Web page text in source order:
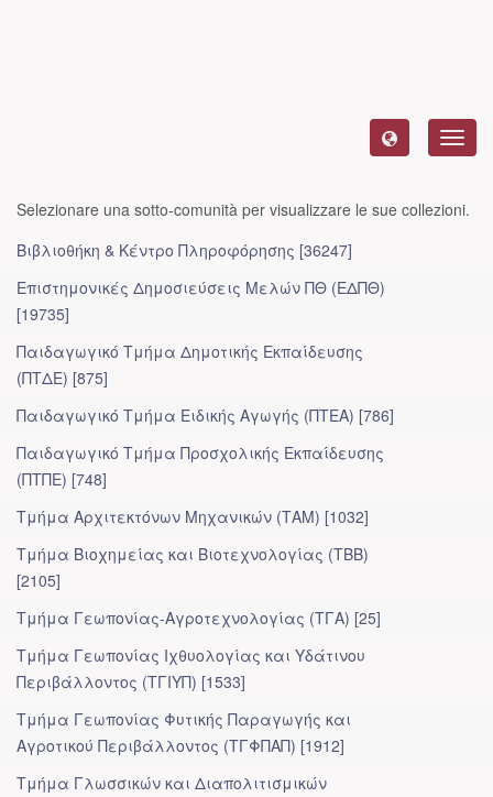
Selezionare una sotto-comunità per visualizzare le sue collezioni.
Βιβλιοθήκη & Κέντρο Πληροφόρησης [36247]
Επιστημονικές Δημοσιεύσεις Μελών ΠΘ (ΕΔΠΘ)
[19735]
Παιδαγωγικό Τμήμα Δημοτικής Εκπαίδευσης
(ΠΤΔΕ) [875]
Παιδαγωγικό Τμήμα Ειδικής Αγωγής (ΠΤΕΑ) [786]
Παιδαγωγικό Τμήμα Προσχολικής Eκπαίδευσης
(ΠΤΠΕ) [748]
Τμήμα Αρχιτεκτόνων Μηχανικών (ΤΑΜ) [1032]
Τμήμα Βιοχημείας και Βιοτεχνολογίας (ΤΒΒ)
[2105]
Τμήμα Γεωπονίας-Αγροτεχνολογίας (ΤΓΑ) [25]
Τμήμα Γεωπονίας Ιχθυολογίας και Υδάτινου
Περιβάλλοντος (ΤΓΙΥΠ) [1533]
Τμήμα Γεωπονίας Φυτικής Παραγωγής και
Αγροτικού Περιβάλλοντος (ΤΓΦΠΑΠ) [1912]
Τμήμα Γλωσσικών και Διαπολιτισμικών